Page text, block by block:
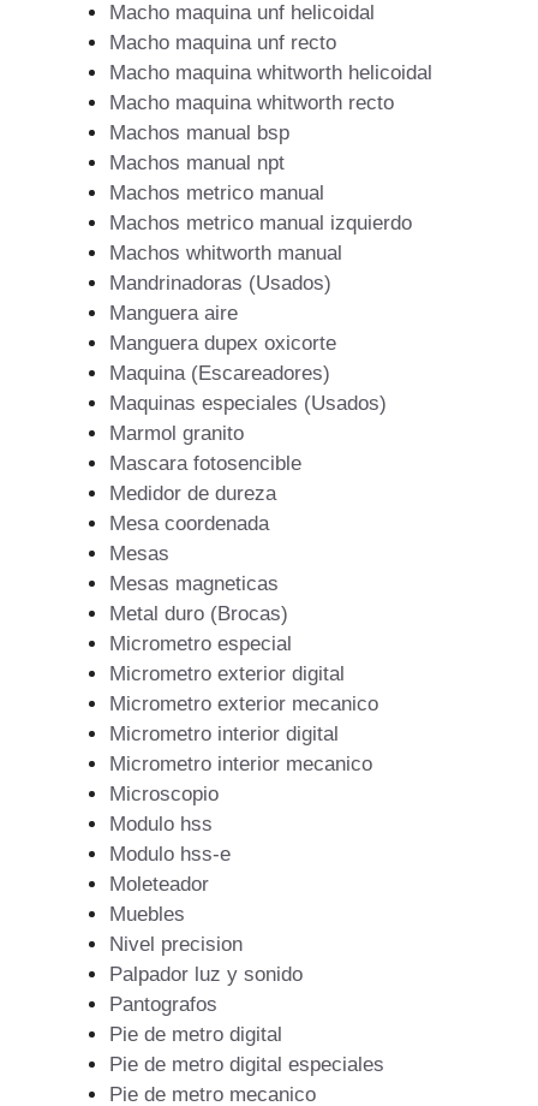
Macho maquina unf helicoidal
Macho maquina unf recto
Macho maquina whitworth helicoidal
Macho maquina whitworth recto
Machos manual bsp
Machos manual npt
Machos metrico manual
Machos metrico manual izquierdo
Machos whitworth manual
Mandrinadoras (Usados)
Manguera aire
Manguera dupex oxicorte
Maquina (Escareadores)
Maquinas especiales (Usados)
Marmol granito
Mascara fotosencible
Medidor de dureza
Mesa coordenada
Mesas
Mesas magneticas
Metal duro (Brocas)
Micrometro especial
Micrometro exterior digital
Micrometro exterior mecanico
Micrometro interior digital
Micrometro interior mecanico
Microscopio
Modulo hss
Modulo hss-e
Moleteador
Muebles
Nivel precision
Palpador luz y sonido
Pantografos
Pie de metro digital
Pie de metro digital especiales
Pie de metro mecanico